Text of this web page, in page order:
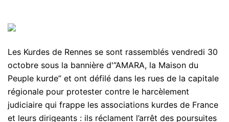
Les Kurdes de Rennes se sont rassemblés vendredi 30
octobre sous la bannière d'”AMARA, la Maison du
Peuple kurde” et ont défilé dans les rues de la capitale
régionale pour protester contre le harcèlement
judiciaire qui frappe les associations kurdes de France
et leurs dirigeants : ils réclament l’arrêt des poursuites